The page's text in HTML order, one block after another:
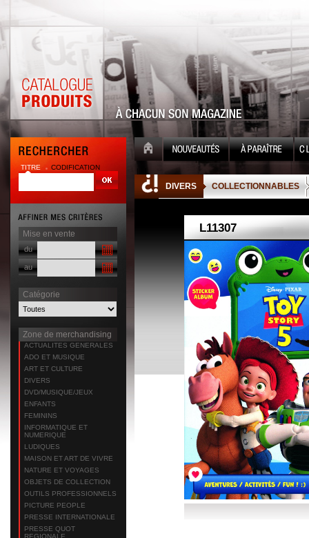
TITRE CODIFICATION
Mise en vente
du
au
Catégorie
Zone de merchandising
ACTUALITES GENERALES
ADO ET MUSIQUE
ART ET CULTURE
DIVERS
DVD/MUSIQUE/JEUX
ENFANTS
FEMININS
INFORMATIQUE ET
NUMERIQUE
LUDIQUES
MAISON ET ART DE VIVRE
NATURE ET VOYAGES
OBJETS DE COLLECTION
OUTILS PROFESSIONNELS
PICTURE PEOPLE
PRESSE INTERNATIONALE
PRESSE QUOT
REGIONALE
DIVERS COLLECTIONNABLES